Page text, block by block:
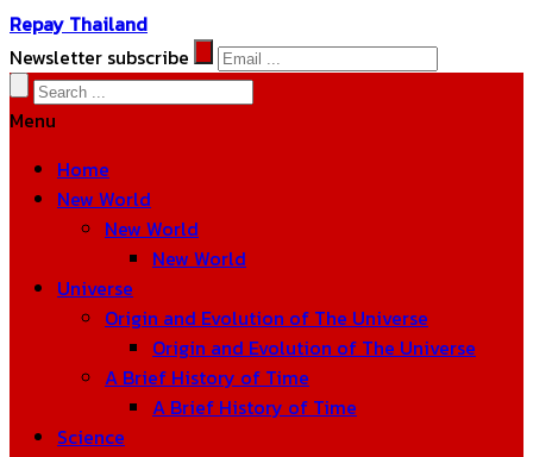
Repay Thailand
Newsletter subscribe
Menu
Home
New World
New World
New World
Universe
Origin and Evolution of The Universe
Origin and Evolution of The Universe
A Brief History of Time
A Brief History of Time
Science